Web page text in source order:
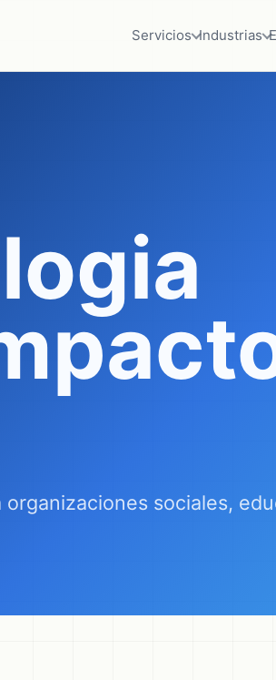
Servicios Industrias
sociales,